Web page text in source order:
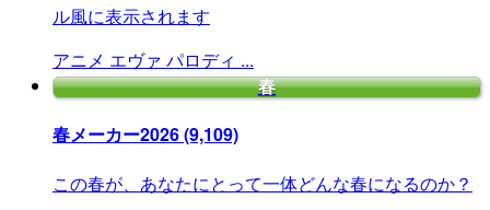
ル風に表示されます
アニメ エヴァ パロディ ...
春
春メーカー2026(9,109)
この春が、あなたにとって一体どんな春になるのか？